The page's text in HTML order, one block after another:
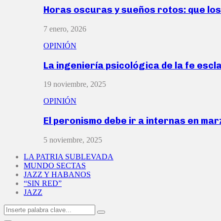
Horas oscuras y sueños rotos: que
7 enero, 2026
OPINIÓN
La ingeniería psicológica de la fe
19 noviembre, 2025
OPINIÓN
El peronismo debe ir a internas en
5 noviembre, 2025
LA PATRIA SUBLEVADA
MUNDO SECTAS
JAZZ Y HABANOS
“SIN RED”
JAZZ
Search
for:
Search